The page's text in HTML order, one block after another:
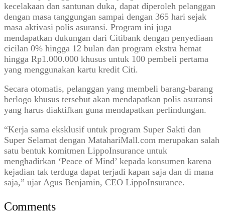
kecelakaan dan santunan duka, dapat diperoleh pelanggan
dengan masa tanggungan sampai dengan 365 hari sejak
masa aktivasi polis asuransi. Program ini juga
mendapatkan dukungan dari Citibank dengan penyediaan
cicilan 0% hingga 12 bulan dan program ekstra hemat
hingga Rp1.000.000 khusus untuk 100 pembeli pertama
yang menggunakan kartu kredit Citi.
Secara otomatis, pelanggan yang membeli barang-barang
berlogo khusus tersebut akan mendapatkan polis asuransi
yang harus diaktifkan guna mendapatkan perlindungan.
“Kerja sama eksklusif untuk program Super Sakti dan
Super Selamat dengan MatahariMall.com merupakan salah
satu bentuk komitmen LippoInsurance untuk
menghadirkan ‘Peace of Mind’ kepada konsumen karena
kejadian tak terduga dapat terjadi kapan saja dan di mana
saja,” ujar Agus Benjamin, CEO LippoInsurance.
Comments